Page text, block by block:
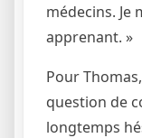
médecins. Je
apprenant. »
Pour
question de
longtemps